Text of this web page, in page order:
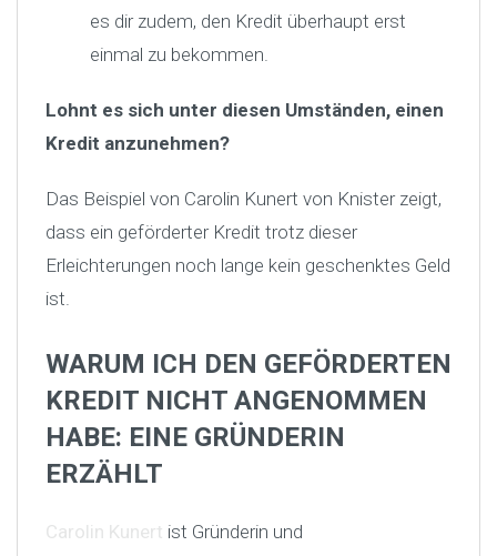
es dir zudem, den Kredit überhaupt erst
einmal zu bekommen.
Lohnt es sich unter diesen Umständen, einen
Kredit anzunehmen?
Das Beispiel von Carolin Kunert von Knister zeigt,
dass ein geförderter Kredit trotz dieser
Erleichterungen noch lange kein geschenktes Geld
ist.
WARUM ICH DEN GEFÖRDERTEN
KREDIT NICHT ANGENOMMEN
HABE: EINE GRÜNDERIN
ERZÄHLT
Carolin Kunert ist Gründerin und